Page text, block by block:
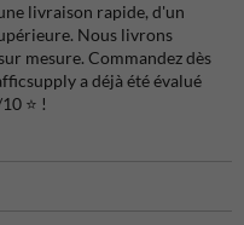
livraison rapide, d'un
Nous livrons
mesure. Commandez dès
a déjà été évalué
⭐️ !